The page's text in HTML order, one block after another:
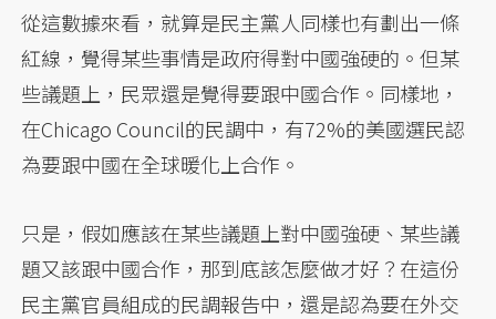
從這數據來看，就算是民主黨人同樣也有劃出一條
紅線，覺得某些事情是政府得對中國強硬的。但某
些議題上，民眾還是覺得要跟中國合作。同樣地，
在Chicago Council的民調中，有72%的美國選民認
為要跟中國在全球暖化上合作。
只是，假如應該在某些議題上對中國強硬、某些議
題又該跟中國合作，那到底該怎麼做才好？在這份
民主黨官員組成的民調報告中，還是認為要在外交